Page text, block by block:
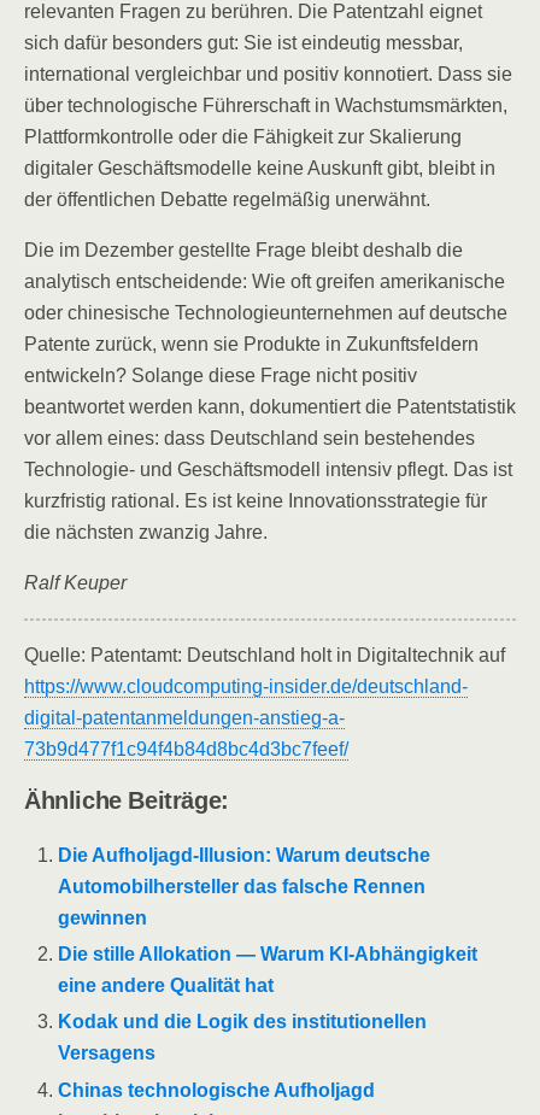
relevanten Fragen zu berühren. Die Patentzahl eignet
sich dafür besonders gut: Sie ist eindeutig messbar,
international vergleichbar und positiv konnotiert. Dass sie
über technologische Führerschaft in Wachstumsmärkten,
Plattformkontrolle oder die Fähigkeit zur Skalierung
digitaler Geschäftsmodelle keine Auskunft gibt, bleibt in
der öffentlichen Debatte regelmäßig unerwähnt.
Die im Dezember gestellte Frage bleibt deshalb die
analytisch entscheidende: Wie oft greifen amerikanische
oder chinesische Technologieunternehmen auf deutsche
Patente zurück, wenn sie Produkte in Zukunftsfeldern
entwickeln? Solange diese Frage nicht positiv
beantwortet werden kann, dokumentiert die Patentstatistik
vor allem eines: dass Deutschland sein bestehendes
Technologie- und Geschäftsmodell intensiv pflegt. Das ist
kurzfristig rational. Es ist keine Innovationsstrategie für
die nächsten zwanzig Jahre.
Ralf Keuper
Quelle: Patentamt: Deutschland holt in Digitaltechnik auf
https://www.cloudcomputing-insider.de/deutschland-
digital-patentanmeldungen-anstieg-a-
73b9d477f1c94f4b84d8bc4d3bc7feef/
Ähnliche Beiträge:
Die Aufholjagd-Illusion: Warum deutsche
Automobilhersteller das falsche Rennen
gewinnen
Die stille Allokation — Warum KI-Abhängigkeit
eine andere Qualität hat
Kodak und die Logik des institutionellen
Versagens
Chinas technologische Aufholjagd